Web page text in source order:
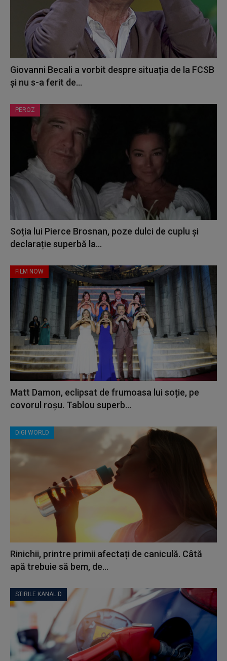
Giovanni Becali a vorbit despre situația de la FCSB
și nu s-a ferit de...
PEROZ
Soția lui Pierce Brosnan, poze dulci de cuplu și
declarație superbă la...
FILM NOW
Matt Damon, eclipsat de frumoasa lui soție, pe
covorul roșu. Tablou superb...
DIGI WORLD
Rinichii, printre primii afectați de caniculă. Câtă
apă trebuie să bem, de...
STIRILE KANAL D